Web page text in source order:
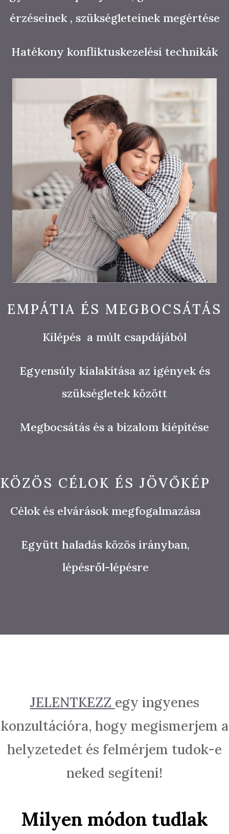
érzéseinek , szükségleteinek megértése
Hatékony konfliktuskezelési technikák
EMPÁTIA ÉS MEGBOCSÁTÁS
Kilépés a múlt csapdájából
Egyensúly kialakítása az igények és
szükségletek között
Megbocsátás és a bizalom kiépítése
KÖZÖS CÉLOK ÉS JÖVŐKÉP
Célok és elvárások megfogalmazása
Együtt haladás közös irányban,
lépésről-lépésre
JELENTKEZZ egy ingyenes
konzultációra, hogy megismerjem a
helyzetedet és felmérjem tudok-e
neked segíteni!
Milyen módon tudlak